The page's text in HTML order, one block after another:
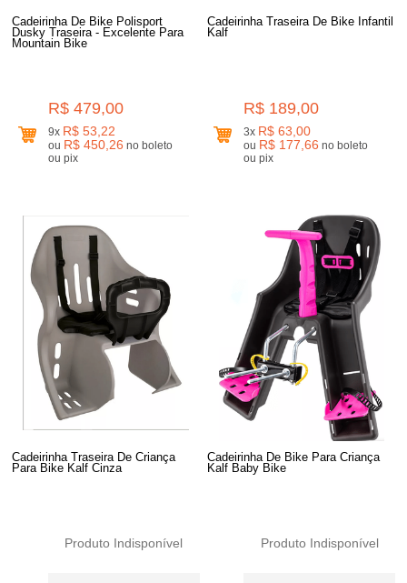
Cadeirinha De Bike Polisport
Dusky Traseira - Excelente Para
Mountain Bike
R$ 479,00
9x R$ 53,22
ou R$ 450,26 no boleto
ou pix
Cadeirinha Traseira De Bike Infantil
Kalf
R$ 189,00
3x R$ 63,00
ou R$ 177,66 no boleto
ou pix
Cadeirinha Traseira De Criança
Para Bike Kalf Cinza
Produto Indisponível
Cadeirinha De Bike Para Criança
Kalf Baby Bike
Produto Indisponível